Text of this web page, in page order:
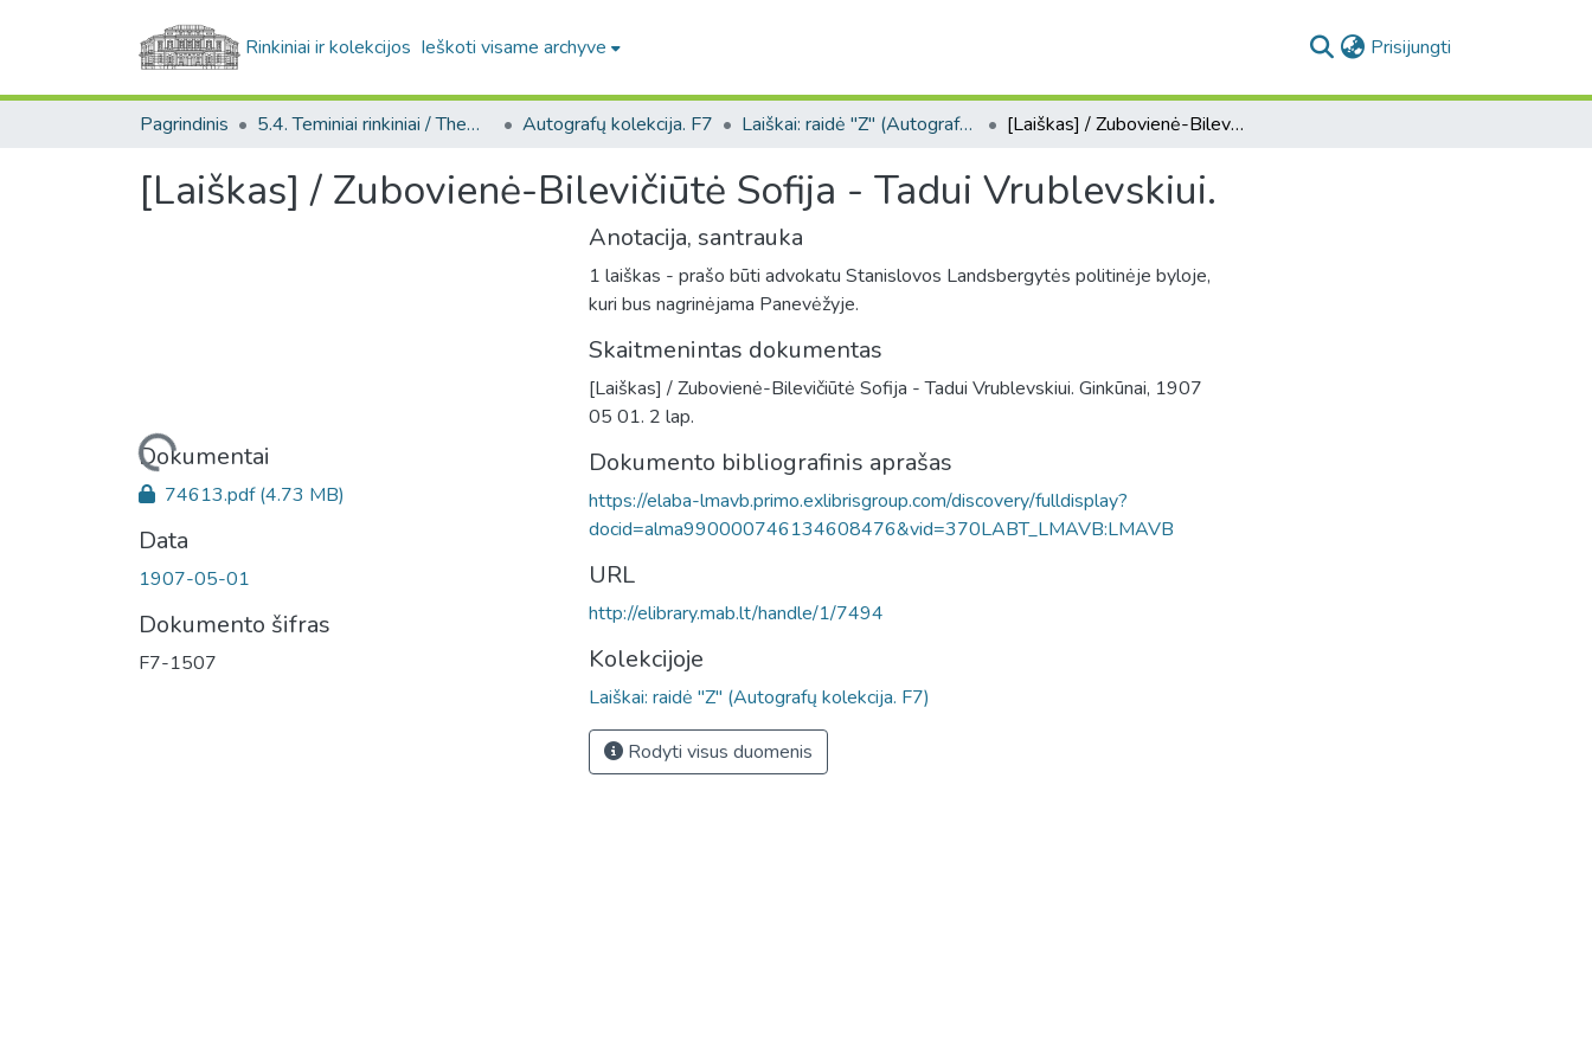
Rinkiniai ir kolekcijos Ieškoti visame archyve Prisijungti
Pagrindinis 5.4. Teminiai rinkiniai / Thematic collections Autografų kolekcija. F7 Laiškai: raidė "Z" (Autografų kolekcija. F7) [Laiškas] / Zubovienė-Bilevičiūtė Sofija - Tadui Vrublevskiui.
[Laiškas] / Zubovienė-Bilevičiūtė Sofija - Tadui Vrublevskiui.
Įkeliama...
Dokumentai
74613.pdf(4.73 MB)
Data
1907-05-01
Dokumento šifras
F7-1507
Anotacija, santrauka
1 laiškas - prašo būti advokatu Stanislovos Landsbergytės politinėje byloje,
kuri bus nagrinėjama Panevėžyje.
Skaitmenintas dokumentas
[Laiškas] / Zubovienė-Bilevičiūtė Sofija - Tadui Vrublevskiui. Ginkūnai, 1907
05 01. 2 lap.
Dokumento bibliografinis aprašas
https://elaba-lmavb.primo.exlibrisgroup.com/discovery/fulldisplay?
docid=alma990000746134608476&vid=370LABT_LMAVB:LMAVB
URL
http://elibrary.mab.lt/handle/1/7494
Kolekcijoje
Laiškai: raidė "Z" (Autografų kolekcija. F7)
Rodyti visus duomenis